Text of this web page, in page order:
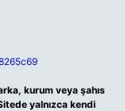
kurum veya şahıs
yalnızca kendi